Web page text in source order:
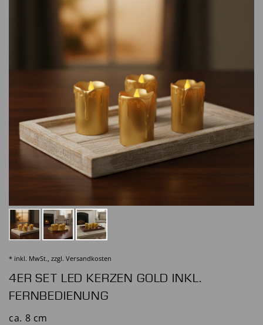
* inkl. MwSt., zzgl. Versandkosten
4ER SET LED KERZEN GOLD INKL.
FERNBEDIENUNG
ca. 8 cm